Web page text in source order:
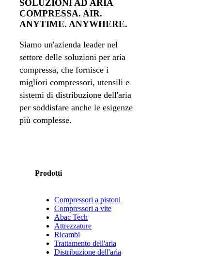
SOLUZIONI AD ARIA
COMPRESSA. AIR.
ANYTIME. ANYWHERE.
Siamo un'azienda leader nel
settore delle soluzioni per aria
compressa, che fornisce i
migliori compressori, utensili e
sistemi di distribuzione dell'aria
per soddisfare anche le esigenze
più complesse.
Prodotti
Compressori a pistoni
Compressori a vite
Abac Tech
Attrezzature
Ricambi
Trattamento dell'aria
Distribuzione dell'aria